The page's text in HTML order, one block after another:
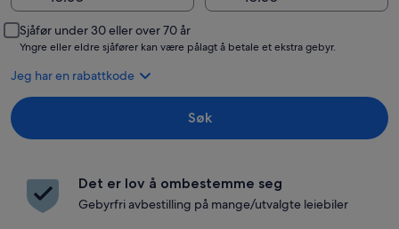
Sjåfør under 30 eller over 70 år
Yngre eller eldre sjåfører kan være pålagt å betale et ekstra gebyr.
Jeg har en rabattkode
Søk
Det er lov å ombestemme seg
Gebyrfri avbestilling på mange/utvalgte leiebiler